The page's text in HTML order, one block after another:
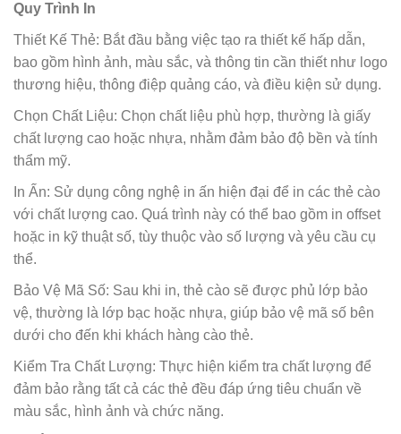
Quy Trình In
Thiết Kế Thẻ: Bắt đầu bằng việc tạo ra thiết kế hấp dẫn,
bao gồm hình ảnh, màu sắc, và thông tin cần thiết như logo
thương hiệu, thông điệp quảng cáo, và điều kiện sử dụng.
Chọn Chất Liệu: Chọn chất liệu phù hợp, thường là giấy
chất lượng cao hoặc nhựa, nhằm đảm bảo độ bền và tính
thẩm mỹ.
In Ấn: Sử dụng công nghệ in ấn hiện đại để in các thẻ cào
với chất lượng cao. Quá trình này có thể bao gồm in offset
hoặc in kỹ thuật số, tùy thuộc vào số lượng và yêu cầu cụ
thể.
Bảo Vệ Mã Số: Sau khi in, thẻ cào sẽ được phủ lớp bảo
vệ, thường là lớp bạc hoặc nhựa, giúp bảo vệ mã số bên
dưới cho đến khi khách hàng cào thẻ.
Kiểm Tra Chất Lượng: Thực hiện kiểm tra chất lượng để
đảm bảo rằng tất cả các thẻ đều đáp ứng tiêu chuẩn về
màu sắc, hình ảnh và chức năng.